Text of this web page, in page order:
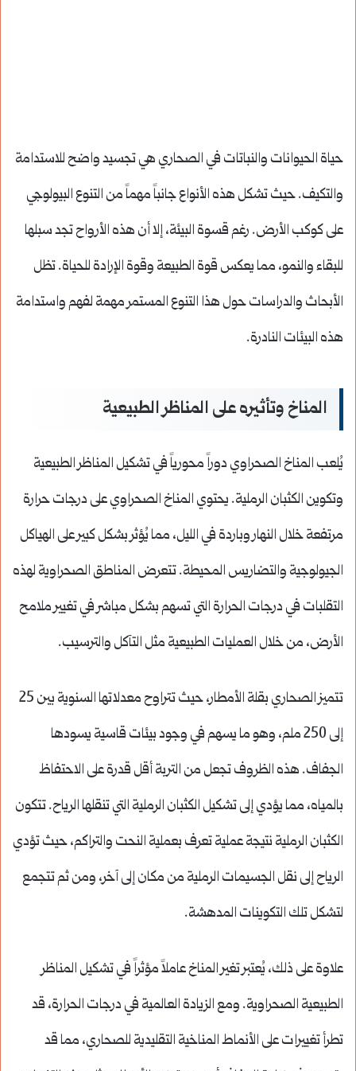
حياة الحيوانات والنباتات في الصحاري هي تجسيد واضح للاستدامة
والتكيف. حيث تشكل هذه الأنواع جانباً مهماً من التنوع البيولوجي
على كوكب الأرض. رغم قسوة البيئة، إلا أن هذه الأرواح تجد سبلها
للبقاء والنمو، مما يعكس قوة الطبيعة وقوة الإرادة للحياة. تظل
الأبحاث والدراسات حول هذا التنوع المستمر مهمة لفهم واستدامة
هذه البيئات النادرة.
المناخ وتأثيره على المناظر الطبيعية
يُلعب المناخ الصحراوي دوراً محورياً في تشكيل المناظر الطبيعية
وتكوين الكثبان الرملية. يحتوي المناخ الصحراوي على درجات حرارة
مرتفعة خلال النهار وباردة في الليل، مما يُؤثر بشكل كبير على الهياكل
الجيولوجية والتضاريس المحيطة. تتعرض المناطق الصحراوية لهذه
التقلبات في درجات الحرارة التي تسهم بشكل مباشر في تغيير ملامح
الأرض، من خلال العمليات الطبيعية مثل التآكل والترسيب.
تتميز الصحاري بقلة الأمطار، حيث تتراوح معدلاتها السنوية بين 25
إلى 250 ملم، وهو ما يسهم في وجود بيئات قاسية يسودها
الجفاف. هذه الظروف تجعل من التربة أقل قدرة على الاحتفاظ
بالمياه، مما يؤدي إلى تشكيل الكثبان الرملية التي تنقلها الرياح. تتكون
الكثبان الرملية نتيجة عملية تعرف بعملية النحت والتراكم، حيث تؤدي
الرياح إلى نقل الجسيمات الرملية من مكان إلى آخر، ومن ثم تتجمع
لتشكل تلك التكوينات المدهشة.
علاوة على ذلك، يُعتبر تغير المناخ عاملاً مؤثراً في تشكيل المناظر
الطبيعية الصحراوية. ومع الزيادة العالمية في درجات الحرارة، قد
تطرأ تغييرات على الأنماط المناخية التقليدية للصحاري، مما قد